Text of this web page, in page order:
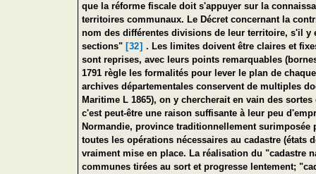
que la réforme fiscale doit s'appuyer sur la
territoires communaux. Le Décret concernant la
nom des différentes divisions de leur territoire, s'il y
sections" [32] . Les limites doivent être claires et
sont reprises, avec leurs points remarquables
1791 règle les formalités pour lever le plan de
archives départementales conservent de multiples
Maritime L 1865), on y chercherait en vain des
c'est peut-être une raison suffisante à leur peu
Normandie, province traditionnellement
toutes les opérations nécessaires au cadastre
vraiment mise en place. La réalisation du "cadastre
communes tirées au sort et progresse lentement;